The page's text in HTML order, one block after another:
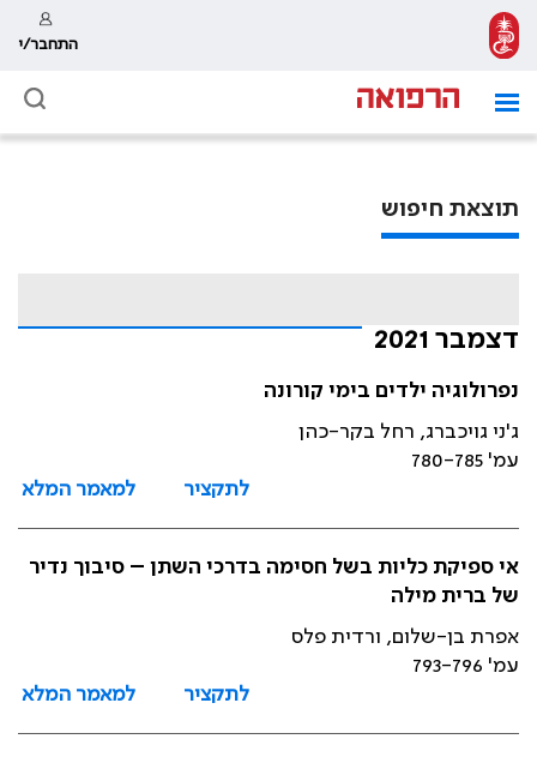
התחבר/י
תוצאת חיפוש
דצמבר 2021
נפרולוגיה ילדים בימי קורונה
ג'ני גויכברג, רחל בקר-כהן
עמ' 780-785
לתקציר
למאמר המלא
אי ספיקת כליות בשל חסימה בדרכי השתן – סיבוך נדיר
של ברית מילה
אפרת בן-שלום, ורדית פלס
עמ' 793-796
לתקציר
למאמר המלא